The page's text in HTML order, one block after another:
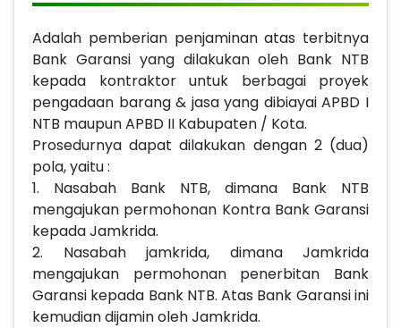
Adalah pemberian penjaminan atas terbitnya
Bank Garansi yang dilakukan oleh Bank NTB
kepada kontraktor untuk berbagai proyek
pengadaan barang & jasa yang dibiayai APBD I
NTB maupun APBD II Kabupaten / Kota.
Prosedurnya dapat dilakukan dengan 2 (dua)
pola, yaitu :
1. Nasabah Bank NTB, dimana Bank NTB
mengajukan permohonan Kontra Bank Garansi
kepada Jamkrida.
2. Nasabah jamkrida, dimana Jamkrida
mengajukan permohonan penerbitan Bank
Garansi kepada Bank NTB. Atas Bank Garansi ini
kemudian dijamin oleh Jamkrida.